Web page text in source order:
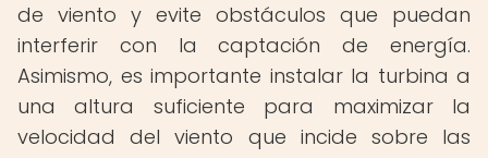
de viento y evite obstáculos que puedan
interferir con la captación de energía.
Asimismo, es importante instalar la turbina a
una altura suficiente para maximizar la
velocidad del viento que incide sobre las